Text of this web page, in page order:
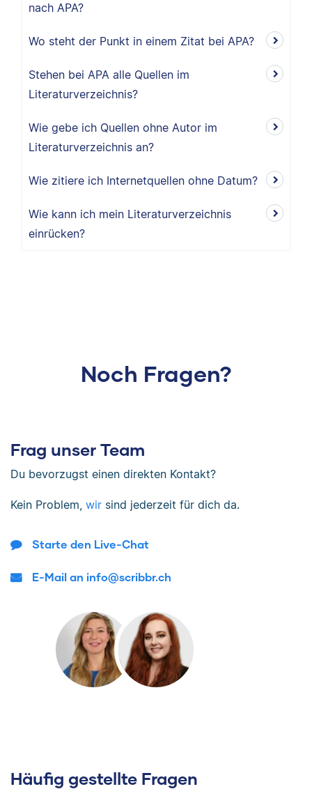
nach APA?
Wo steht der Punkt in einem Zitat bei APA?
Stehen bei APA alle Quellen im
Literaturverzeichnis?
Wie gebe ich Quellen ohne Autor im
Literaturverzeichnis an?
Wie zitiere ich Internetquellen ohne Datum?
Wie kann ich mein Literaturverzeichnis
einrücken?
Noch Fragen?
Frag unser Team
Du bevorzugst einen direkten Kontakt?
Kein Problem, wir sind jederzeit für dich da.
Starte den Live-Chat
E-Mail an info@scribbr.ch
Häufig gestellte Fragen